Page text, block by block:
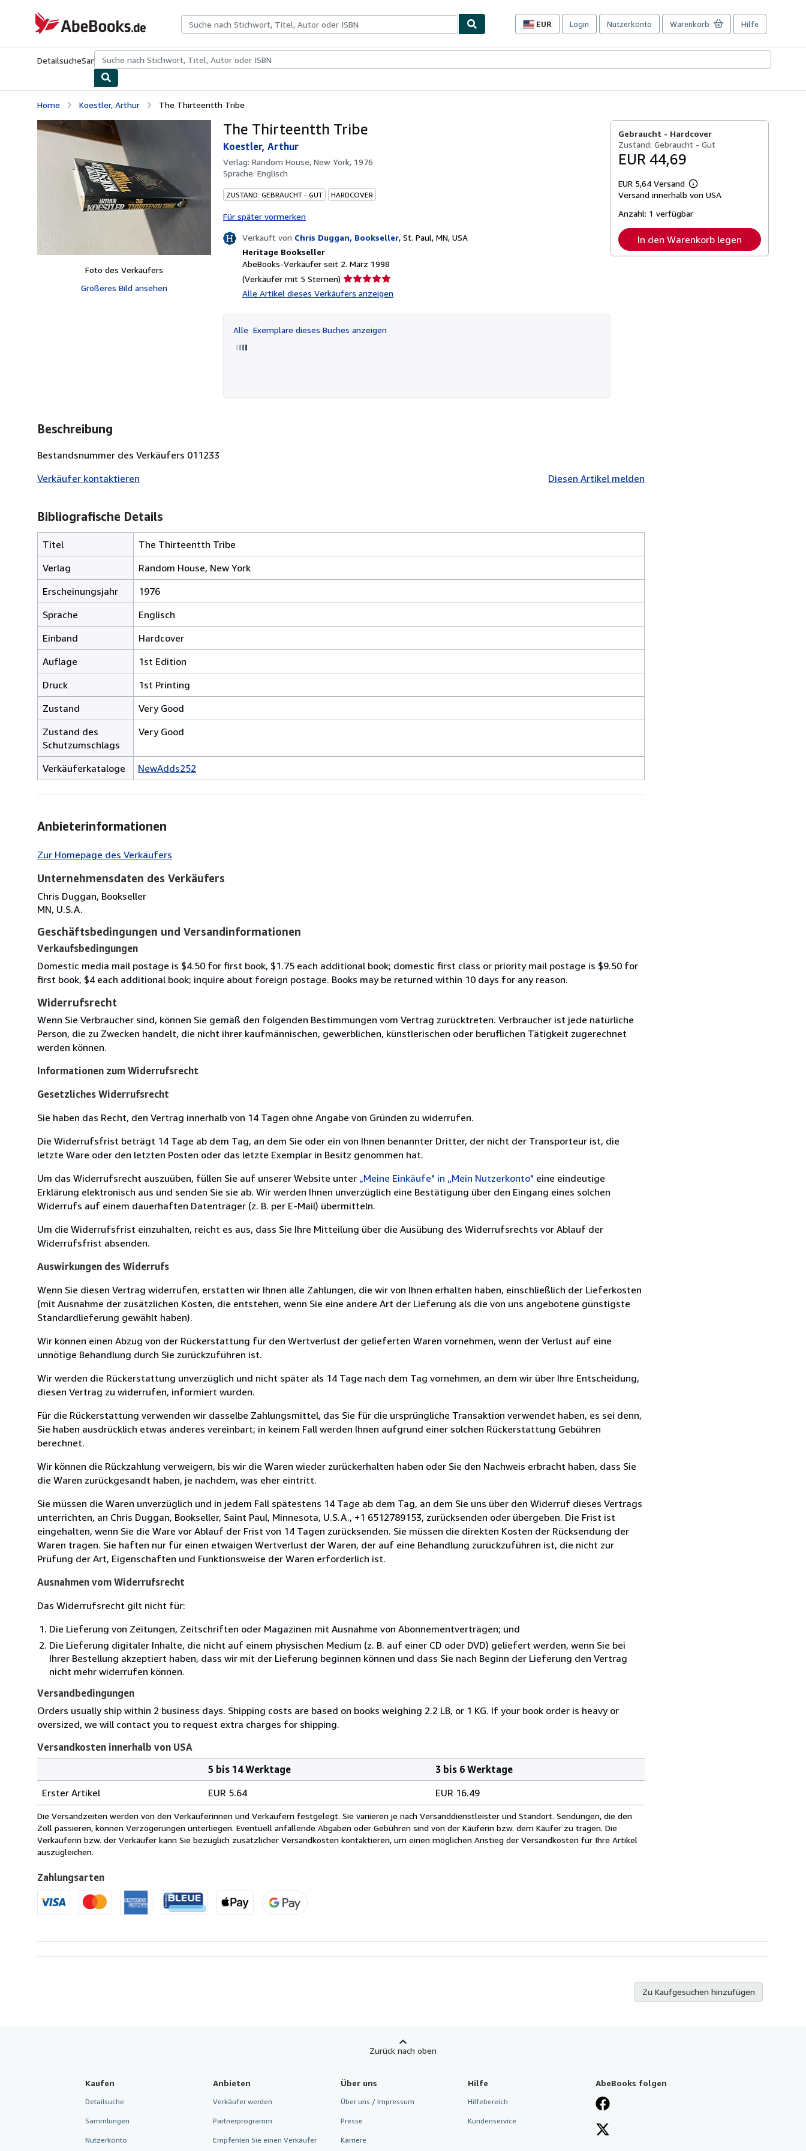
AbeBooks.de
EUR
Seite
Einkaufseinstellungen.
Login Nutzerkonto Warenkorb Hilfe
DetailsucheSammlungenAntiquarische BücherKunst & Sammlerstücke
Home Koestler, Arthur The Thirteentth Tribe
Foto des Verkäufers
Größeres Bild ansehen
The Thirteentth Tribe
Koestler, Arthur
Verlag: Random House, New York, 1976
Sprache: Englisch
ZUSTAND: GEBRAUCHT - GUT HARDCOVER
Für später vormerken
Verkauft von Chris Duggan, Bookseller, St. Paul, MN, USA
Heritage Bookseller
AbeBooks-Verkäufer seit 2. März 1998
(Verkäufer mit 5 Sternen) Verkäuferbewertung
5
Sternen
Alle Artikel dieses Verkäufers anzeigen
Alle Exemplare dieses Buches anzeigen
Gebraucht - Hardcover
Zustand: Gebraucht - Gut
EUR 44,69
EUR 5,64 Versand
Weitere
Informationen
Versandkosten
Versand innerhalb von USA
Anzahl: 1 verfügbar
In den Warenkorb legen
Beschreibung
Bestandsnummer des Verkäufers 011233
Verkäufer kontaktieren
Diesen Artikel melden
Bibliografische Details
Titel
The Thirteentth Tribe
Verlag
Random House, New York
Erscheinungsjahr
1976
Sprache
Englisch
Einband
Hardcover
Auflage
1st Edition
Druck
1st Printing
Zustand
Very Good
Zustand des
Schutzumschlags
Very Good
Verkäuferkataloge NewAdds252
Anbieterinformationen
Zur Homepage des Verkäufers
Unternehmensdaten des Verkäufers
Chris Duggan, Bookseller
MN, U.S.A.
Geschäftsbedingungen und Versandinformationen
Verkaufsbedingungen
Domestic media mail postage is $4.50 for first book, $1.75 each additional book; domestic first class or priority mail postage is $9.50 for
first book, $4 each additional book; inquire about foreign postage. Books may be returned within 10 days for any reason.
Widerrufsrecht
Wenn Sie Verbraucher sind, können Sie gemäß den folgenden Bestimmungen vom Vertrag zurücktreten. Verbraucher ist jede natürliche
Person, die zu Zwecken handelt, die nicht ihrer kaufmännischen, gewerblichen, künstlerischen oder beruflichen Tätigkeit zugerechnet
werden können.
Informationen zum Widerrufsrecht
Gesetzliches Widerrufsrecht
Sie haben das Recht, den Vertrag innerhalb von 14 Tagen ohne Angabe von Gründen zu widerrufen.
Die Widerrufsfrist beträgt 14 Tage ab dem Tag, an dem Sie oder ein von Ihnen benannter Dritter, der nicht der Transporteur ist, die
letzte Ware oder den letzten Posten oder das letzte Exemplar in Besitz genommen hat.
Um das Widerrufsrecht auszuüben, füllen Sie auf unserer Website unter „Meine Einkäufe" in „Mein Nutzerkonto" eine eindeutige
Erklärung elektronisch aus und senden Sie sie ab. Wir werden Ihnen unverzüglich eine Bestätigung über den Eingang eines solchen
Widerrufs auf einem dauerhaften Datenträger (z. B. per E-Mail) übermitteln.
Um die Widerrufsfrist einzuhalten, reicht es aus, dass Sie Ihre Mitteilung über die Ausübung des Widerrufsrechts vor Ablauf der
Widerrufsfrist absenden.
Auswirkungen des Widerrufs
Wenn Sie diesen Vertrag widerrufen, erstatten wir Ihnen alle Zahlungen, die wir von Ihnen erhalten haben, einschließlich der Lieferkosten
(mit Ausnahme der zusätzlichen Kosten, die entstehen, wenn Sie eine andere Art der Lieferung als die von uns angebotene günstigste
Standardlieferung gewählt haben).
Wir können einen Abzug von der Rückerstattung für den Wertverlust der gelieferten Waren vornehmen, wenn der Verlust auf eine
unnötige Behandlung durch Sie zurückzuführen ist.
Wir werden die Rückerstattung unverzüglich und nicht später als 14 Tage nach dem Tag vornehmen, an dem wir über Ihre Entscheidung,
diesen Vertrag zu widerrufen, informiert wurden.
Für die Rückerstattung verwenden wir dasselbe Zahlungsmittel, das Sie für die ursprüngliche Transaktion verwendet haben, es sei denn,
Sie haben ausdrücklich etwas anderes vereinbart; in keinem Fall werden Ihnen aufgrund einer solchen Rückerstattung Gebühren
berechnet.
Wir können die Rückzahlung verweigern, bis wir die Waren wieder zurückerhalten haben oder Sie den Nachweis erbracht haben, dass Sie
die Waren zurückgesandt haben, je nachdem, was eher eintritt.
Sie müssen die Waren unverzüglich und in jedem Fall spätestens 14 Tage ab dem Tag, an dem Sie uns über den Widerruf dieses Vertrags
unterrichten, an Chris Duggan, Bookseller, Saint Paul, Minnesota, U.S.A., +1 6512789153, zurücksenden oder übergeben. Die Frist ist
eingehalten, wenn Sie die Ware vor Ablauf der Frist von 14 Tagen zurücksenden. Sie müssen die direkten Kosten der Rücksendung der
Waren tragen. Sie haften nur für einen etwaigen Wertverlust der Waren, der auf eine Behandlung zurückzuführen ist, die nicht zur
Prüfung der Art, Eigenschaften und Funktionsweise der Waren erforderlich ist.
Ausnahmen vom Widerrufsrecht
Das Widerrufsrecht gilt nicht für:
Die Lieferung von Zeitungen, Zeitschriften oder Magazinen mit Ausnahme von Abonnementverträgen; und
Die Lieferung digitaler Inhalte, die nicht auf einem physischen Medium (z. B. auf einer CD oder DVD) geliefert werden, wenn Sie bei
Ihrer Bestellung akzeptiert haben, dass wir mit der Lieferung beginnen können und dass Sie nach Beginn der Lieferung den Vertrag
nicht mehr widerrufen können.
Versandbedingungen
Orders usually ship within 2 business days. Shipping costs are based on books weighing 2.2 LB, or 1 KG. If your book order is heavy or
oversized, we will contact you to request extra charges for shipping.
Versandkosten innerhalb von USA
innerhalb
von
USA
5 bis 14 Werktage
3 bis 6 Werktage
Erster Artikel
EUR 5.64 EUR 16.49
Die Versandzeiten werden von den Verkäuferinnen und Verkäufern festgelegt. Sie variieren je nach Versanddienstleister und Standort. Sendungen, die den
Zoll passieren, können Verzögerungen unterliegen. Eventuell anfallende Abgaben oder Gebühren sind von der Käuferin bzw. dem Käufer zu tragen. Die
Verkäuferin bzw. der Verkäufer kann Sie bezüglich zusätzlicher Versandkosten kontaktieren, um einen möglichen Anstieg der Versandkosten für Ihre Artikel
auszugleichen.
Zahlungsarten
Zu Kaufgesuchen hinzufügen
Zurück nach oben
Kaufen
Detailsuche
Sammlungen
Nutzerkonto
Anbieten
Verkäufer werden
Partnerprogramm
Empfehlen Sie einen Verkäufer
Über uns
Über uns / Impressum
Presse
Karriere
Hilfe
Hilfebereich
Kundenservice
AbeBooks folgen